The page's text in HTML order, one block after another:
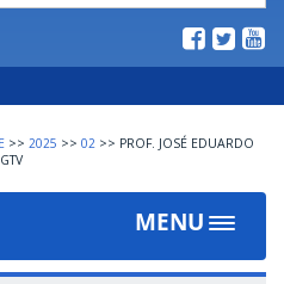
>> 2025 >> 02 >> PROF. JOSÉ EDUARDO
MENU
Toggle